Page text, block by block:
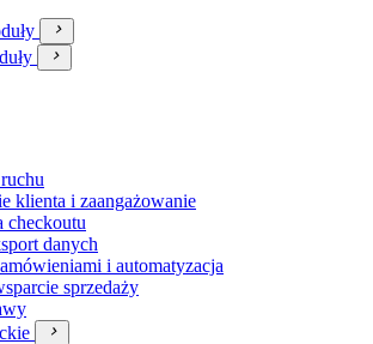


klienta i zaangażowanie
checkoutu
danych
i automatyzacja
sprzedaży
